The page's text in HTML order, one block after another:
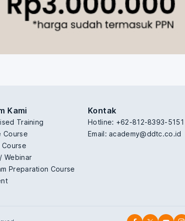
Kami
Training
Course
Webinar
Preparation Course
Kontak
Hotline: +62-812-8393-5151
Email:academy@ddtc.co.id